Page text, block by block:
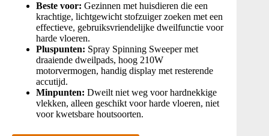
Beste voor: Gezinnen met huisdieren die een
krachtige, lichtgewicht stofzuiger zoeken met een
effectieve, gebruiksvriendelijke dweilfunctie voor
harde vloeren.
Pluspunten: Spray Spinning Sweeper met
draaiende dweilpads, hoog 210W
motorvermogen, handig display met resterende
accutijd.
Minpunten: Dweilt niet weg voor hardnekkige
vlekken, alleen geschikt voor harde vloeren, niet
voor kwetsbare houtsoorten.